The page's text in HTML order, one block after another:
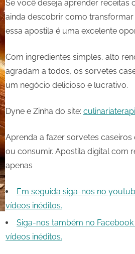
Se você deseja aprender receitas
ainda descobrir como transformar
essa apostila é uma excelente
Com ingredientes simples, alto
agradam a todos, os sorvetes
um negócio delicioso e lucrativo.
Dyne e Zinha do site:
Aprenda a fazer sorvetes
ou consumir. Apostila digital com
apenas
Em seguida siga-nos no
vídeos inéditos.
Siga-nos também no
vídeos inéditos.